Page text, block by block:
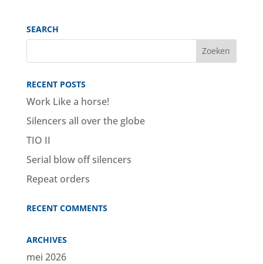
SEARCH
RECENT POSTS
Work Like a horse!
Silencers all over the globe
TIO II
Serial blow off silencers
Repeat orders
RECENT COMMENTS
ARCHIVES
mei 2026